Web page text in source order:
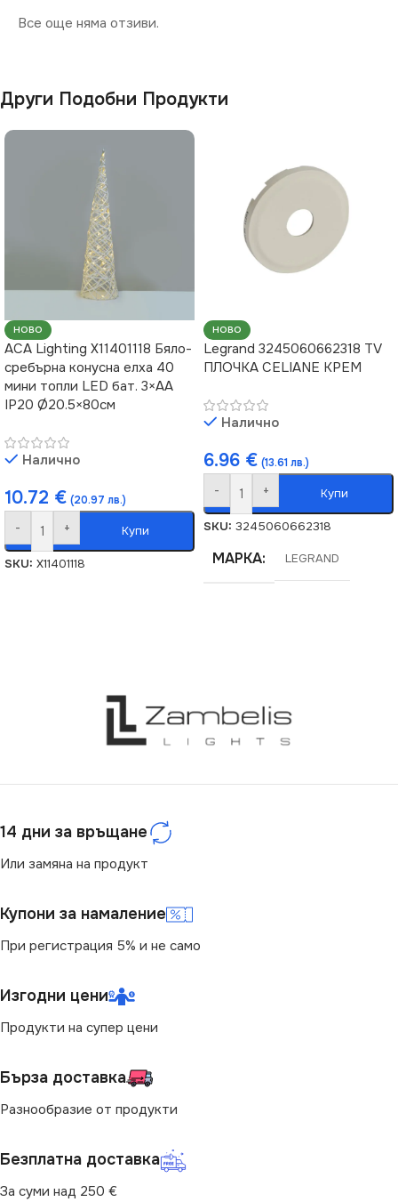
Все още няма отзиви.
Други Подобни Продукти
НОВО
ACA Lighting X11401118 Бяло-
сребърна конусна елха 40
мини топли LED бат. 3×AA
IP20 Ø20.5×80см
Налично
10.72 € (20.97 лв.)
- + Купи
SKU: X11401118
НОВО
Legrand 3245060662318 TV
ПЛОЧКА CELIANE КРЕМ
Налично
6.96 € (13.61 лв.)
- + Купи
SKU: 3245060662318
МАРКА LEGRAND
14 дни за връщане
Или замяна на продукт
Купони за намаление
При регистрация 5% и не само
Изгодни цени
Продукти на супер цени
Бърза доставка
Разнообразие от продукти
Безплатна доставка
За суми над 250 €